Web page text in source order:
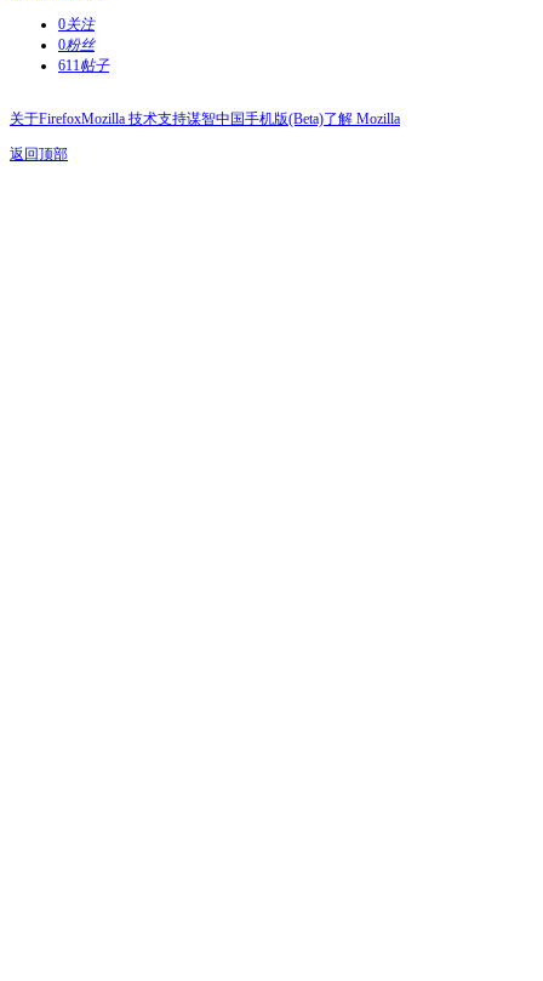
0关注
0粉丝
611帖子
关于FirefoxMozilla 技术支持谋智中国手机版(Beta)了解 Mozilla
返回顶部